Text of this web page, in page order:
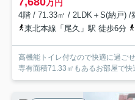
万円
4階 / 71.33㎡ / 2LDK＋S(納戸) /
東北本線「尾久」駅 徒歩6分
高機能トイレ付なので快適に過ご
専有面積71.33㎡もあるお部屋で快